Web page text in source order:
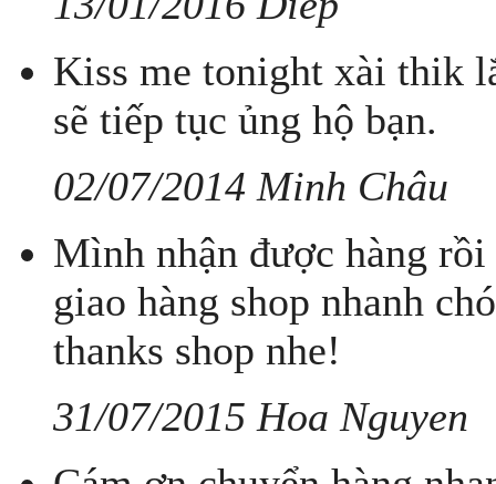
Kiss me tonight xài thik
sẽ tiếp tục ủng hộ bạn.
02/07/2014 Minh Châu
Mình nhận được hàng
giao hàng shop nhanh
thanks shop nhe!
31/07/2015 Hoa Nguyen